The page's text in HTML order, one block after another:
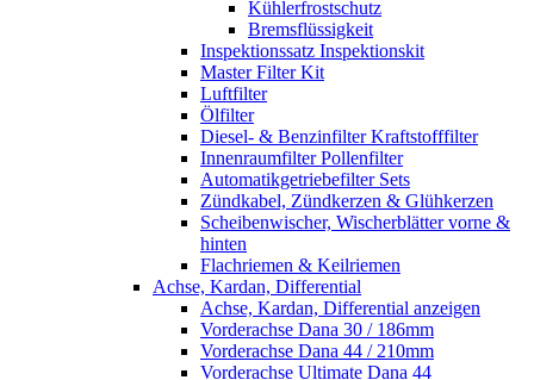
Kühlerfrostschutz
Bremsflüssigkeit
Inspektionssatz Inspektionskit
Master Filter Kit
Luftfilter
Ölfilter
Diesel- & Benzinfilter Kraftstofffilter
Innenraumfilter Pollenfilter
Automatikgetriebefilter Sets
Zündkabel, Zündkerzen & Glühkerzen
Scheibenwischer, Wischerblätter vorne &
hinten
Flachriemen & Keilriemen
Achse, Kardan, Differential
Achse, Kardan, Differential anzeigen
Vorderachse Dana 30 / 186mm
Vorderachse Dana 44 / 210mm
Vorderachse Ultimate Dana 44